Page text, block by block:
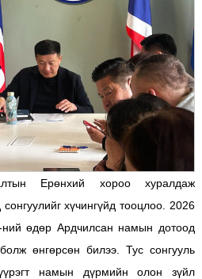
Ерөнхий хороо хуралдаж
хүчингүйд тооцлоо. 2026
өдөр Ардчилсан намын дотоод
өнгөрсөн билээ. Тус сонгууль
намын дүрмийн олон зүйл